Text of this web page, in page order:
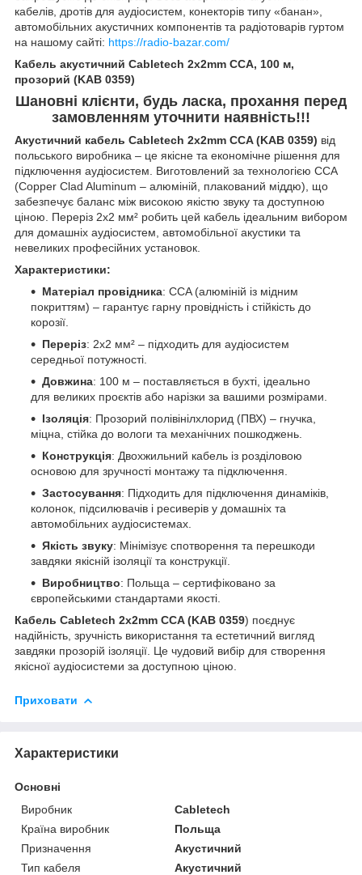
кабелів, дротів для аудіосистем, конекторів типу «банан»,
автомобільних акустичних компонентів та радіотоварів гуртом
на нашому сайті: https://radio-bazar.com/
Кабель акустичний Cabletech 2x2mm CCA, 100 м,
прозорий (KAB 0359)
Шановні клієнти, будь ласка, прохання перед
замовленням уточнити наявність!!!
Акустичний кабель Cabletech 2x2mm CCA (KAB 0359) від
польського виробника – це якісне та економічне рішення для
підключення аудіосистем. Виготовлений за технологією CCA
(Copper Clad Aluminum – алюміній, плакований міддю), що
забезпечує баланс між високою якістю звуку та доступною
ціною. Переріз 2x2 мм² робить цей кабель ідеальним вибором
для домашніх аудіосистем, автомобільної акустики та
невеликих професійних установок.
Характеристики:
Матеріал провідника: CCA (алюміній із мідним
покриттям) – гарантує гарну провідність і стійкість до
корозії.
Переріз: 2x2 мм² – підходить для аудіосистем
середньої потужності.
Довжина: 100 м – поставляється в бухті, ідеально
для великих проєктів або нарізки за вашими розмірами.
Ізоляція: Прозорий полівінілхлорид (ПВХ) – гнучка,
міцна, стійка до вологи та механічних пошкоджень.
Конструкція: Двохжильний кабель із розділовою
основою для зручності монтажу та підключення.
Застосування: Підходить для підключення динаміків,
колонок, підсилювачів і ресиверів у домашніх та
автомобільних аудіосистемах.
Якість звуку: Мінімізує спотворення та перешкоди
завдяки якісній ізоляції та конструкції.
Виробництво: Польща – сертифіковано за
європейськими стандартами якості.
Кабель Cabletech 2x2mm CCA (KAB 0359) поєднує
надійність, зручність використання та естетичний вигляд
завдяки прозорій ізоляції. Це чудовий вибір для створення
якісної аудіосистеми за доступною ціною.
Приховати
Характеристики
Основні
Виробник
Cabletech
Країна виробник
Польща
Призначення
Акустичний
Тип кабеля
Акустичний